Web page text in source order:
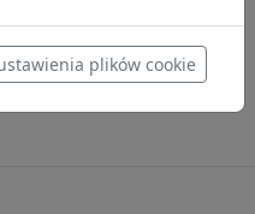
plików cookie